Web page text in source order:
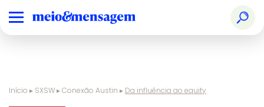
Início ▸ SXSW▸Conexão Austin ▸ Da influência ao equity